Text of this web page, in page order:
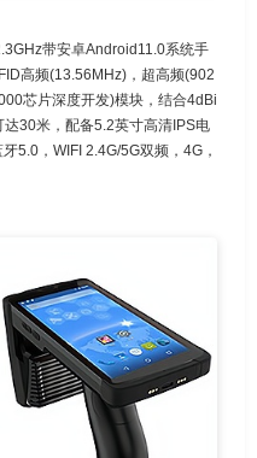
带安卓Android11.0系统手
高频(13.56MHz)，超高频(902
芯片深度开发)模块，结合4dBi
30米，配备5.2英寸高清IPS电
5.0，WIFI 2.4G/5G双频，4G，